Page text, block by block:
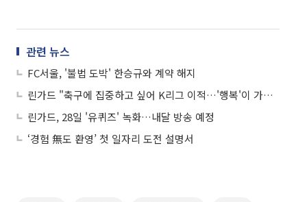
관련 뉴스
FC서울, '불법 도박' 한승규와 계약 해지
린가드 "축구에 집중하고 싶어 K리그 이적…'행복'이 가장 중요"
린가드, 28일 '유퀴즈' 녹화…내달 방송 예정
‘경험 無도 환영’ 첫 일자리 도전 설명서